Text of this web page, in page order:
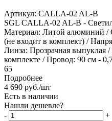
Артикул: CALLA-02 AL-B
SGL CALLA-02 AL-В -
Материал: Литой алюминий /
(не входит в комплект) /
Линза: Прозрачная выпуклая
комплекте / Провод: 90 см -
65
Подробнее
4 690 руб./шт
Есть в наличии
Нашли дешевле?
-
+